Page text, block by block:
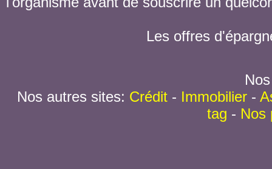
Les offres
Nos autres sites: Crédit- Immobilier-
tag - Nos